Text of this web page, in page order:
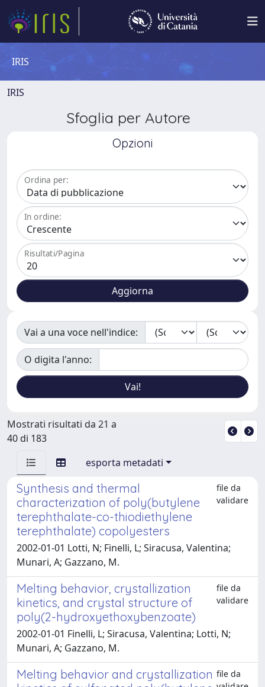
IRIS
IRIS
Sfoglia per Autore
Opzioni
Ordina per:
In ordine:
Risultati/Pagina
Vai a una voce nell'indice:
O digita l'anno:
Mostrati risultati da 21 a
40 di 183
esporta metadati
Synthesis and thermal
characterization of poly(butylene
terephthalate-co-thiodiethylene
terephthalate) copolyesters
file da
validare
2002-01-01 Lotti, N; Finelli, L; Siracusa, Valentina;
Munari, A; Gazzano, M.
Melting behavior, crystallization
kinetics, and crystal structure of
poly(2-hydroxyethoxybenzoate)
file da
validare
2002-01-01 Finelli, L; Siracusa, Valentina; Lotti, N;
Munari, A; Gazzano, M.
Melting behavior and crystallization file da